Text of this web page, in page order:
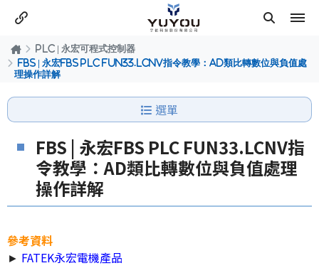
PLC | 永宏可程式控制器
FBS | 永宏FBS PLC FUN33.LCNV指令教學：AD類比轉數位與負值處
理操作詳解
選單
FBS | 永宏FBS PLC FUN33.LCNV指
令教學：AD類比轉數位與負值處理
操作詳解
參考資料
► FATEK永宏電機產品